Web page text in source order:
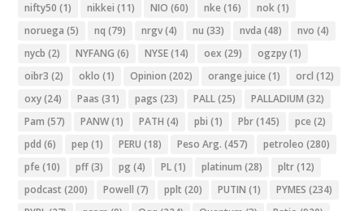
nifty50 (1) nikkei (11) NIO (60) nke (16) nok(1)
noruega (5) nq (79) nrgv(4) nu (33) nvda (48) nvo (4)
nycb (2) NYFANG (6) NYSE(14) oex (29) ogzpy(1)
oibr3 (2) oklo (1) Opinion (202) orange juice (1) orcl (12)
oxy(24) Paas (31) pags (23) PALL(25) PALLADIUM (32)
Pam (57) PANW(1) PATH (4) pbi (1) Pbr(145) pce (2)
pdd (6) pep (1) PERU (18) Peso Arg. (457) petroleo (280)
pfe (10) pff(3) pg (4) PL(1) platinum (28) pltr(12)
podcast (200) Powell (7) pplt (20) PUTIN (1) PYMES (234)